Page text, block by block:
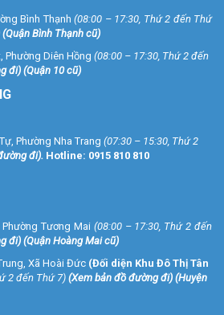
Bình Thạnh (08:00 – 17:30, Thứ 2 đến Thứ
(Quận Bình Thạnh cũ)
Phường Diên Hồng (08:00 – 17:30, Thứ 2 đến
đi) (Quận 10 cũ)
Phường Nha Trang (07:30 – 15:30, Thứ 2
đi). Hotline: 0915 810 810
Tương Mai (08:00 – 17:30, Thứ 2 đến
đi) (Quận Hoàng Mai cũ)
Xã Hoài Đức (Đối diện Khu Đô Thị Tân
2 đến Thứ 7) (Xem bản đồ đường đi) (Huyện